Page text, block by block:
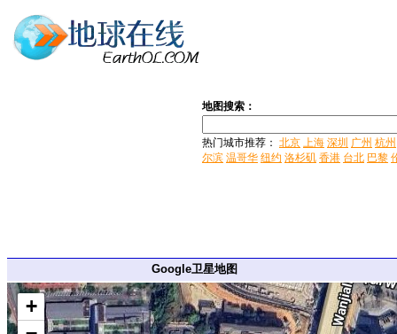
地图搜索：
热门城市推荐： 北京 上海 深圳 广州 杭州
尔滨 温哥华 纽约 洛杉矶 香港 台北 巴黎
Google卫星地图
+